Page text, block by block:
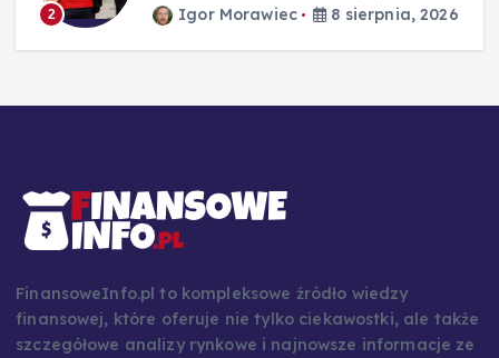
2 Igor Morawiec 8 sierpnia, 2026
FinansoweInfo.pl to kompleksowe źródło wiedzy
finansowej, które oferuje nie tylko ciekawostki, ale także
szczegółowe analizy rynkowe i najnowsze informacje ze